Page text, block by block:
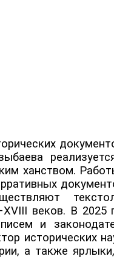
ханством.
веков. В 2025
и
исторических
а также